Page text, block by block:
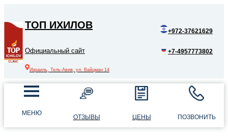
ТОП ИХИЛОВ
Официальный сайт
Израиль, Тель-Авив, ул. Вайцман 14
+972-37621629
+7-4957773802
МЕНЮ
ОТЗЫВЫ ЦЕНЫ ПОЗВОНИТЬ